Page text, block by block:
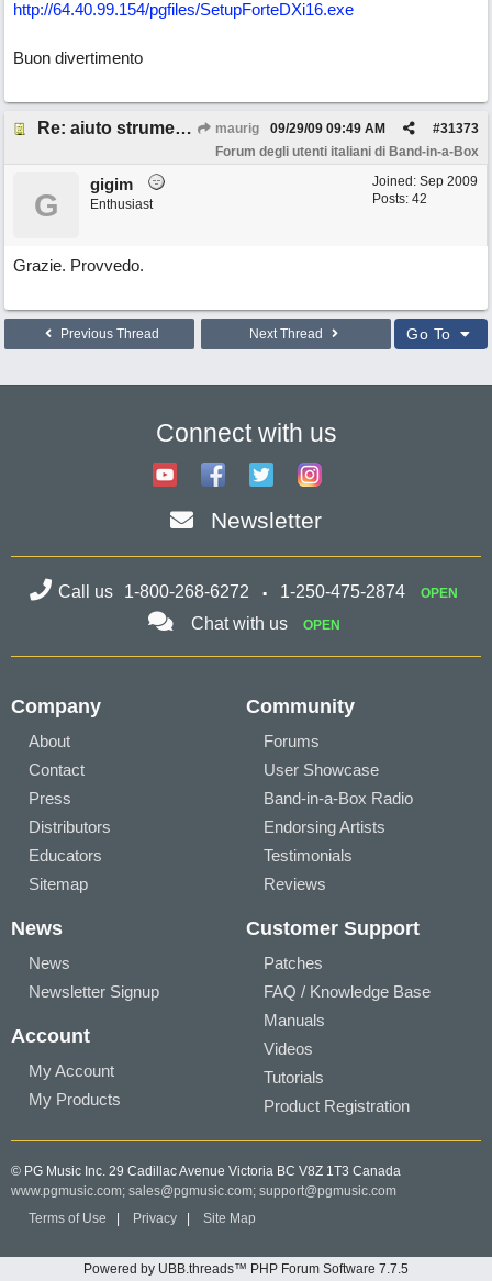
http://64.40.99.154/pgfiles/SetupForteDXi16.exe
Buon divertimento
Re: aiuto strumenti virtuali maurig #31373
09/29/09 09:49 AM
Forum degli utenti italiani di Band-in-a-Box
Joined: Sep 2009
Posts: 42
G
gigim
Enthusiast
Grazie. Provvedo.
Previous Thread Next Thread Go To
Connect with us
Newsletter
Call us 1-800-268-6272 1-250-475-2874 OPEN
Chat with us OPEN
Company
About
Contact
Press
Distributors
Educators
Sitemap
Community
Forums
User Showcase
Band-in-a-Box Radio
Endorsing Artists
Testimonials
Reviews
News
News
Newsletter Signup
Account
My Account
My Products
Customer Support
Patches
FAQ / Knowledge Base
Manuals
Videos
Tutorials
Product Registration
© PG Music Inc. 29 Cadillac Avenue Victoria BC V8Z 1T3 Canada
www.pgmusic.com; sales@pgmusic.com; support@pgmusic.com
Terms of Use
Privacy Site Map
Powered by UBB.threads™ PHP Forum Software 7.7.5